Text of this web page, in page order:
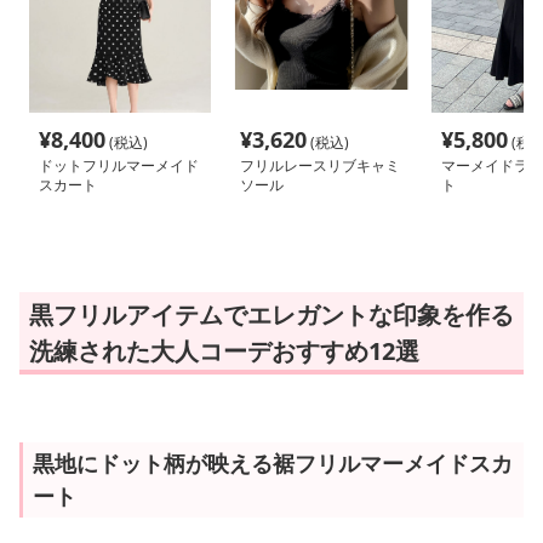
¥8,400(税込)
ドットフリルマーメイド
スカート
¥3,620(税込)
フリルレースリブキャミ
ソール
¥5,800(税
マーメイドラ
ト
黒フリルアイテムでエレガントな印象を作る
洗練された大人コーデおすすめ12選
黒地にドット柄が映える裾フリルマーメイドスカ
ート